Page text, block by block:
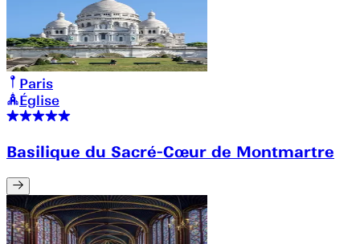
Paris
Église
Basilique du Sacré-Cœur de Montmartre